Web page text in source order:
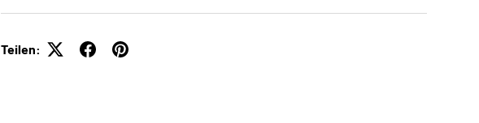
Teilen: